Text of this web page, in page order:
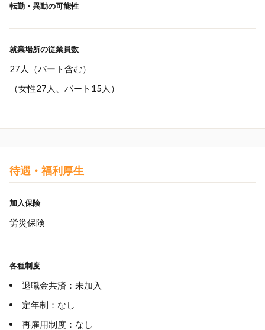
転勤・異動の可能性
就業場所の従業員数
27人（パート含む）
（女性27人、パート15人）
待遇・福利厚生
加入保険
労災保険
各種制度
退職金共済：未加入
定年制：なし
再雇用制度：なし